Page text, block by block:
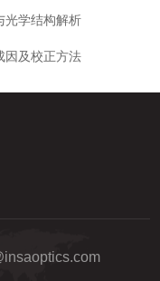
光学结构解析
因及校正方法